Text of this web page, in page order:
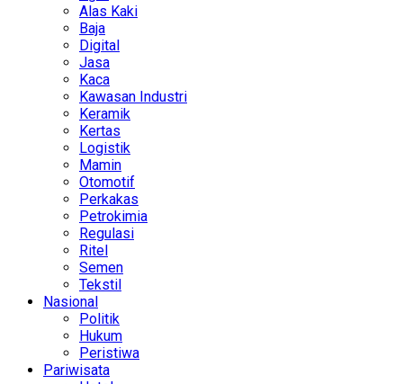
Alas Kaki
Baja
Digital
Jasa
Kaca
Kawasan Industri
Keramik
Kertas
Logistik
Mamin
Otomotif
Perkakas
Petrokimia
Regulasi
Ritel
Semen
Tekstil
Nasional
Politik
Hukum
Peristiwa
Pariwisata